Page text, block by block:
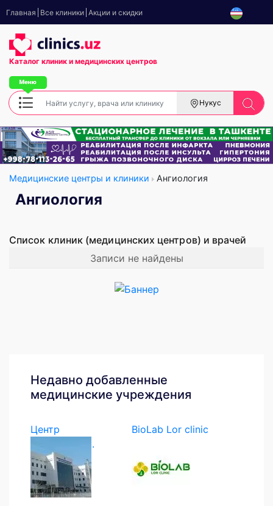
Главная Все клиники Акции и скидки
Каталог клиник и медицинских центров
Нукус
Медицинские центры и клиники Ангиология
Ангиология
Список клиник (медицинских центров) и врачей
Записи не найдены
Недавно добавленные
медицинские учреждения
Центр
экстренной...
BioLab Lor clinic